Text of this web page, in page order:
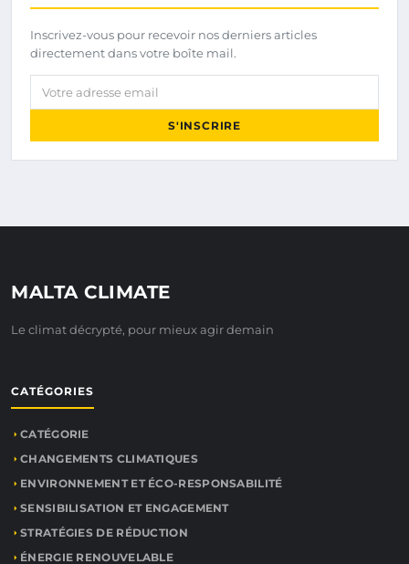
Inscrivez-vous pour recevoir nos derniers articles
directement dans votre boîte mail.
Votre adresse email
S'INSCRIRE
MALTA CLIMATE
Le climat décrypté, pour mieux agir demain
CATÉGORIES
CATÉGORIE
CHANGEMENTS CLIMATIQUES
ENVIRONNEMENT ET ÉCO-RESPONSABILITÉ
SENSIBILISATION ET ENGAGEMENT
STRATÉGIES DE RÉDUCTION
ÉNERGIE RENOUVELABLE